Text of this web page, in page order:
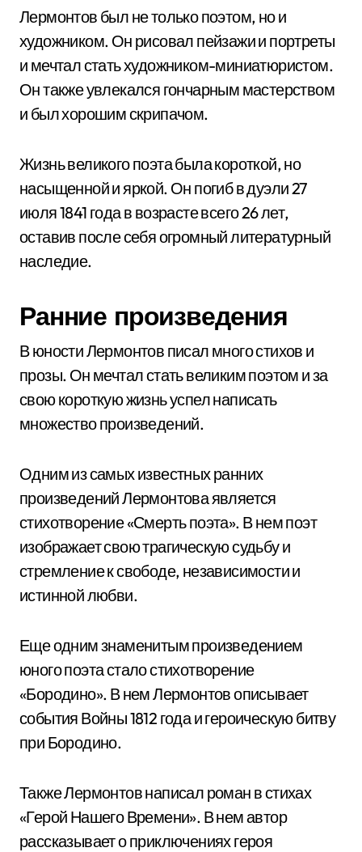
Лермонтов был не только поэтом, но и
художником. Он рисовал пейзажи и портреты
и мечтал стать художником-миниатюристом.
Он также увлекался гончарным мастерством
и был хорошим скрипачом.
Жизнь великого поэта была короткой, но
насыщенной и яркой. Он погиб в дуэли 27
июля 1841 года в возрасте всего 26 лет,
оставив после себя огромный литературный
наследие.
Ранние произведения
В юности Лермонтов писал много стихов и
прозы. Он мечтал стать великим поэтом и за
свою короткую жизнь успел написать
множество произведений.
Одним из самых известных ранних
произведений Лермонтова является
стихотворение «Смерть поэта». В нем поэт
изображает свою трагическую судьбу и
стремление к свободе, независимости и
истинной любви.
Еще одним знаменитым произведением
юного поэта стало стихотворение
«Бородино». В нем Лермонтов описывает
события Войны 1812 года и героическую битву
при Бородино.
Также Лермонтов написал роман в стихах
«Герой Нашего Времени». В нем автор
рассказывает о приключениях героя